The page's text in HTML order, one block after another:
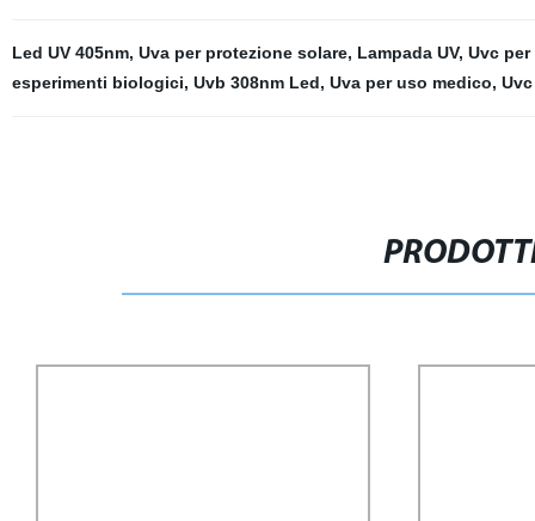
Led UV 405nm, Uva per protezione solare, Lampada UV, Uvc per
esperimenti biologici, Uvb 308nm Led, Uva per uso medico,